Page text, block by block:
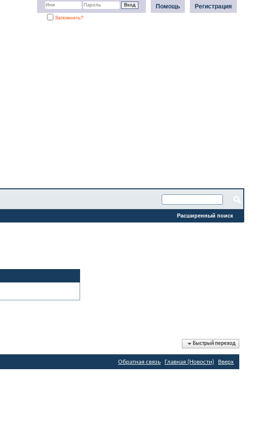
Регистрация
Помощь
Запомнить?
Расширенный поиск
Быстрый переход
Обратная связь Главная (Новости) Вверх